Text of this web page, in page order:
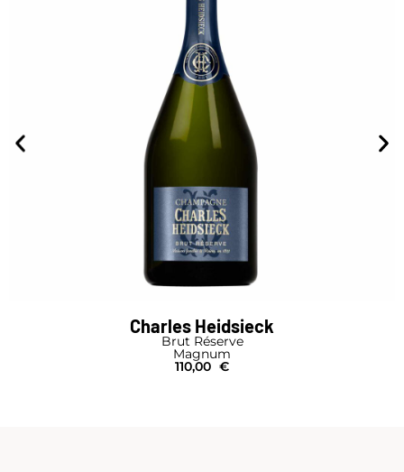
Charles Heidsieck
Brut Réserve
Magnum
110,00 €